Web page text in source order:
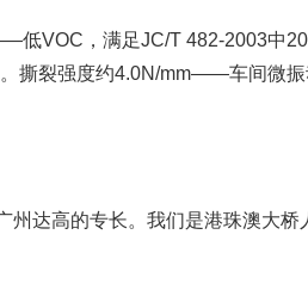
VOC，满足JC/T 482-2003中
撕裂强度约4.0N/mm——车间微
达高的专长。我们是港珠澳大桥